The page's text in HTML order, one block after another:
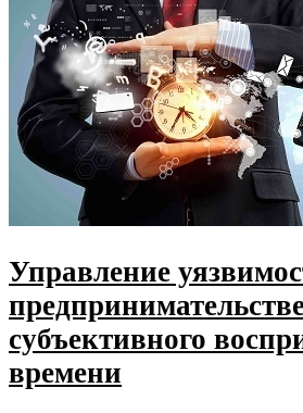
Управление
субъективного
времени